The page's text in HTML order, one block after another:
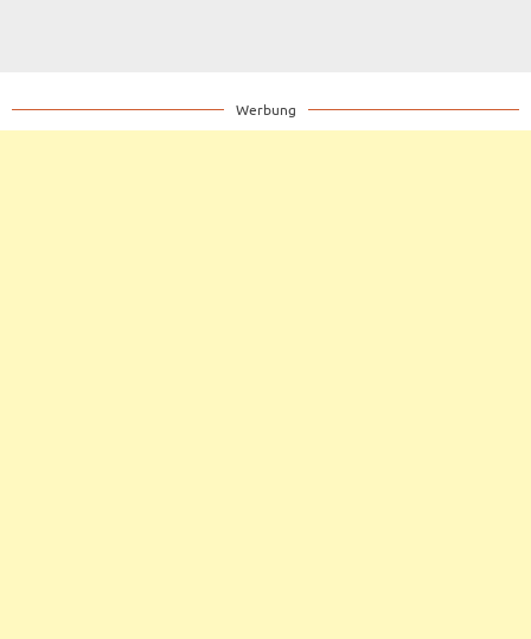
Werbung